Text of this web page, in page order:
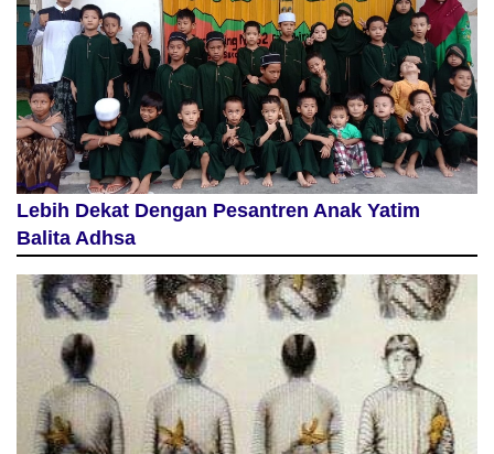
Lebih Dekat Dengan Pesantren Anak Yatim
Balita Adhsa